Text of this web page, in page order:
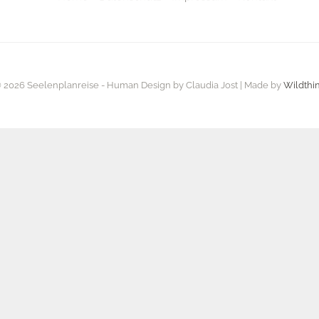
Seelenplanreise - Human Design by Claudia Jost | Made by